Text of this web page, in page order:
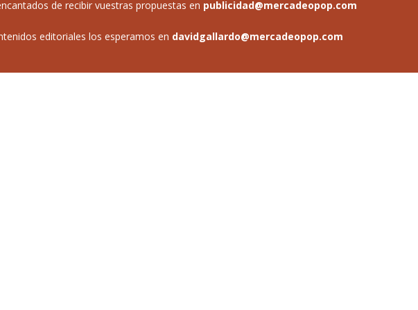
de recibir vuestras propuestas en publicidad@mercadeopop.com
editoriales los esperamos en davidgallardo@mercadeopop.com